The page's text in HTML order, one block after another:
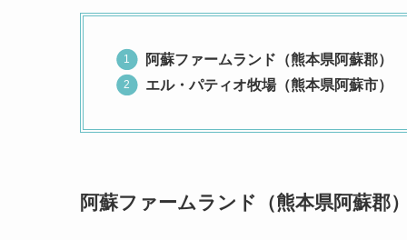
阿蘇ファームランド（熊本県阿蘇郡）
エル・パティオ牧場（熊本県阿蘇市）
阿蘇ファームランド（熊本県阿蘇郡